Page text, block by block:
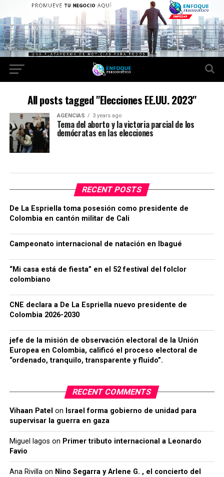
All posts tagged "Elecciones EE.UU. 2023"
AGENCIAS 3 years ago
Tema del aborto y la victoria parcial de los
demócratas en las elecciones
RECENT POSTS
De La Espriella toma posesión como presidente de
Colombia en cantón militar de Cali
Campeonato internacional de natación en Ibagué
“Mi casa está de fiesta” en el 52 festival del folclor
colombiano
CNE declara a De La Espriella nuevo presidente de
Colombia 2026-2030
jefe de la misión de observación electoral de la Unión
Europea en Colombia, calificó el proceso electoral de
“ordenado, tranquilo, transparente y fluido”.
RECENT COMMENTS
Vihaan Patel on Israel forma gobierno de unidad para
supervisar la guerra en gaza
Miguel lagos on Primer tributo internacional a Leonardo
Favio
Ana Rivillaon Nino Segarra y Arlene G. , el concierto del